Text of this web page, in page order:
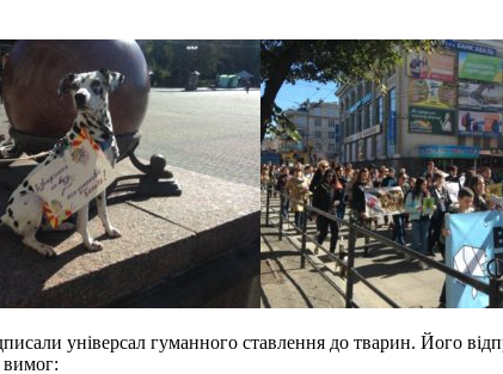
універсал гуманного ставлення до тварин. Його
вимог: